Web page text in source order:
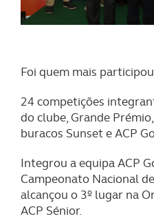
Foi quem mais
24 competições
do clube, Grande
buracos Sunset e ACP
Integrou a equipa ACP
Campeonato Nacional
alcançou o 3º lugar na
ACP Sénior.